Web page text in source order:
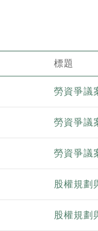
標題
勞資爭議
勞資爭議
勞資爭議
股權規劃
股權規劃